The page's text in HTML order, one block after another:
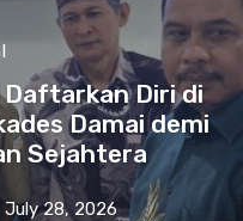
Daftarkan Diri di
Damai demi
Sejahtera
July 28, 2026